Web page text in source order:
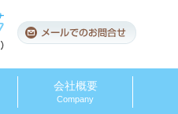
会社概要
Company